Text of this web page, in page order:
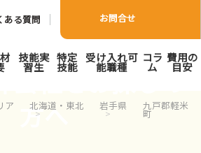
ある質問 お問合せ
技能実
習生
特定
技能
受け入れ可
能職種
コラ
ム
費用の
目安
町で外国人人材
会社をお探しの
方へ
ア 北海道・東北 岩手県 九戸郡軽米
町